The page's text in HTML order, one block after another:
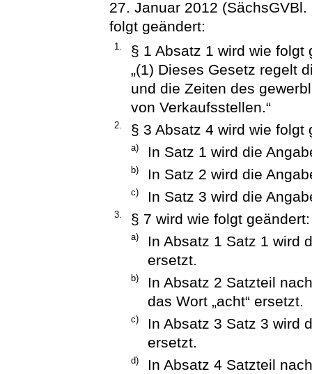
27. Januar 2012
folgt geändert:
1.
§ 1 Absatz 1 wird wie folgt
„(1) Dieses Gesetz regelt
und die Zeiten des
von Verkaufsstellen.“
2. § 3 Absatz 4 wird wie folgt
a) In Satz 1 wird die
b) In Satz 2 wird die
c) In Satz 3 wird die
3. § 7 wird wie folgt geändert:
a)
In Absatz 1 Satz 1 wird
ersetzt.
b)
In Absatz 2 Satzteil
das Wort „acht“ ersetzt.
c)
In Absatz 3 Satz 3 wird
ersetzt.
d)
In Absatz 4 Satzteil